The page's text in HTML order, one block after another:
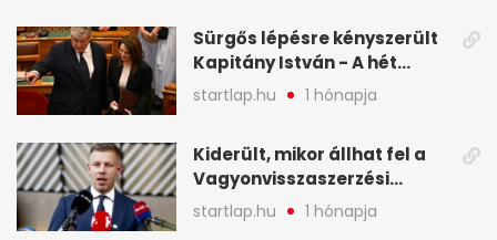
Sürgős lépésre kényszerült
Kapitány István - A hét
legfontosabb hírei
képekben
startlap.hu 1 hónapja
Kiderült, mikor állhat fel a
Vagyonvisszaszerzési
Hivatal - A hét legfontosabb
hírei képekben
startlap.hu 1 hónapja